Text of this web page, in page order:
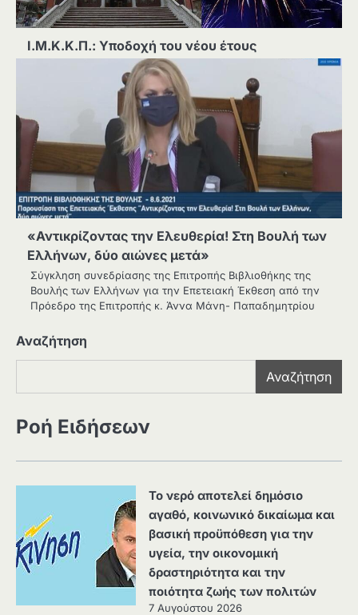
Ι.Μ.Κ.Κ.Π.: Υποδοχή του νέου έτους
«Αντικρίζοντας την Ελευθερία! Στη Βουλή των
Ελλήνων, δύο αιώνες μετά»
Σύγκληση συνεδρίασης της Επιτροπής Βιβλιοθήκης της
Βουλής των Ελλήνων για την Επετειακή Έκθεση από την
Πρόεδρο της Επιτροπής κ. Άννα Μάνη- Παπαδημητρίου
Αναζήτηση
Αναζήτηση
Ροή Ειδήσεων
Το νερό αποτελεί δημόσιο
αγαθό, κοινωνικό δικαίωμα και
βασική προϋπόθεση για την
υγεία, την οικονομική
δραστηριότητα και την
ποιότητα ζωής των πολιτών
7 Αυγούστου 2026